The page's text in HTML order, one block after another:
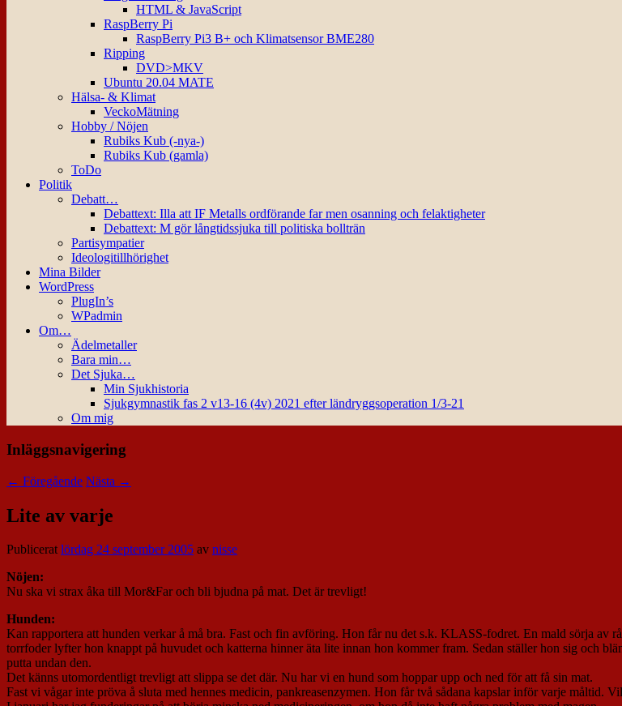
HTML & JavaScript
RaspBerry Pi
RaspBerry Pi3 B+ och Klimatsensor BME280
Ripping
DVD>MKV
Ubuntu 20.04 MATE
Hälsa- & Klimat
VeckoMätning
Hobby / Nöjen
Rubiks Kub (-nya-)
Rubiks Kub (gamla)
ToDo
Politik
Debatt…
Debattext: Illa att IF Metalls ordförande far men osanning och felaktigheter
Debattext: M gör långtidssjuka till politiska bollträn
Partisympatier
Ideologitillhörighet
Mina Bilder
WordPress
PlugIn’s
WPadmin
Om…
Ädelmetaller
Bara min…
Det Sjuka…
Min Sjukhistoria
Sjukgymnastik fas 2 v13-16 (4v) 2021 efter ländryggsoperation 1/3-21
Om mig
Inläggsnavigering
← Föregående Nästa →
Lite av varje
Publiceratlördag 24 september 2005 av nisse
Nöjen:
Nu ska vi strax åka till Mor&Far och bli bjudna på mat. Det är trevligt!
Hunden:
Kan rapportera att hunden verkar å må bra. Fast och fin avföring. Hon får nu det s.k. KLASS-fodret. En mald sörja av
torrfoder lyfter hon knappt på huvudet och katterna hinner äta lite innan hon kommer fram. Sedan ställer hon sig och
putta undan den.
Det känns utomordentligt trevligt att slippa se det där. Nu har vi en hund som hoppar upp och ned för att få sin mat.
Fast vi vågar inte pröva å sluta med hennes medicin, pankreasenzymen. Hon får två sådana kapslar inför varje måltid.